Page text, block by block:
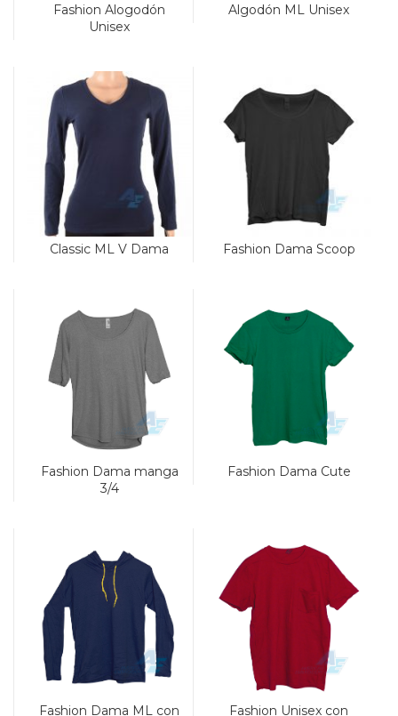
Fashion Alogodón
Unisex
Algodón ML Unisex
Classic ML V Dama Fashion Dama Scoop
Fashion Dama manga
3/4
Fashion Dama Cute
Fashion Dama ML con
Fashion Unisex con